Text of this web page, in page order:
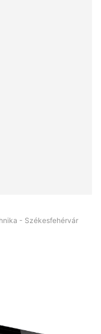
- Székesfehérvár